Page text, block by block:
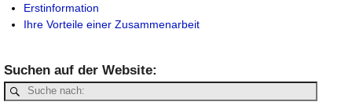
Erstinformation
Ihre Vorteile einer Zusammenarbeit
Suchen auf der Website: